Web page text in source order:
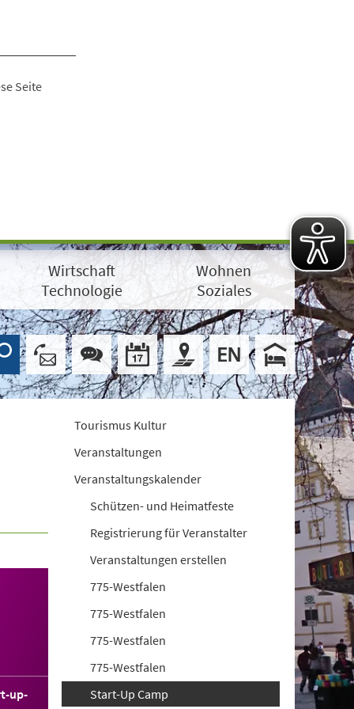
Seite
Wirtschaft
Technologie
Wohnen
Soziales
up-
Tourismus Kultur
Veranstaltungen
Veranstaltungskalender
Schützen- und Heimatfeste
Registrierung für Veranstalter
Veranstaltungen erstellen
775-Westfalen
775-Westfalen
775-Westfalen
775-Westfalen
Start-Up Camp